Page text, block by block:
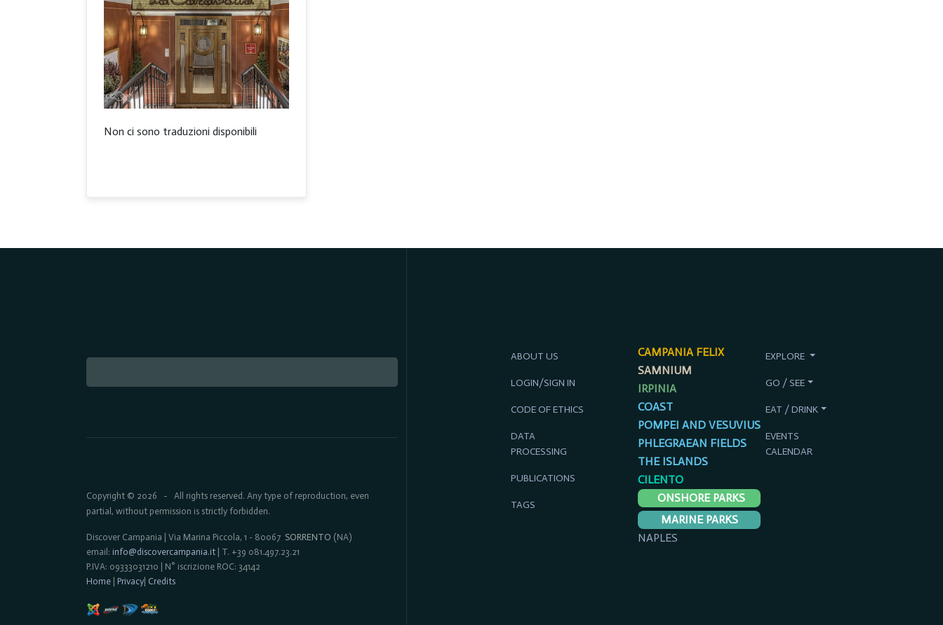
Non ci sono traduzioni disponibili
Copyright © 2026 - All rights reserved. Any type of reproduction, even
partial, without permission is strictly forbidden.
Discover Campania | Via Marina Piccola, 1 - 80067 SORRENTO (NA)
email: info@discovercampania.it | T. +39 081.497.23.21
P.IVA: 09333031210 | N° iscrizione ROC: 34142
Home
Privacy| Credits
ABOUT US
LOGIN/SIGN IN
CODE OF ETHICS
DATA
PROCESSING
PUBLICATIONS
TAGS
CAMPANIA FELIX
SAMNIUM
IRPINIA
COAST
POMPEI AND VESUVIUS
PHLEGRAEAN FIELDS
THE ISLANDS
CILENTO
ONSHORE PARKS
MARINE PARKS
NAPLES
EXPLORE
GO / SEE
EAT / DRINK
EVENTS
CALENDAR